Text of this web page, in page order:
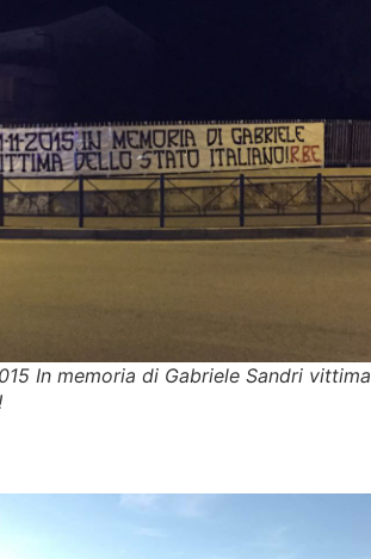
In memoria di Gabriele Sandri vittima